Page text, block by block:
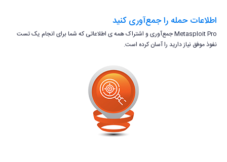
اطلاعات حمله را جمع‌آوری کنید
Metasploit Pro جمع‌آوری و اشتراک همه ی اطلاعاتی که شما برای انجام یک تست
نفوذ موفق نیاز دارید را آسان کرده است.